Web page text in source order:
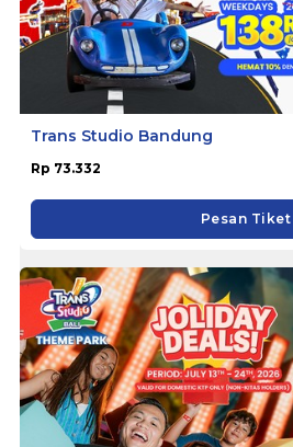
Trans Studio Bandung
Rp 73.332
Pesan Tiket